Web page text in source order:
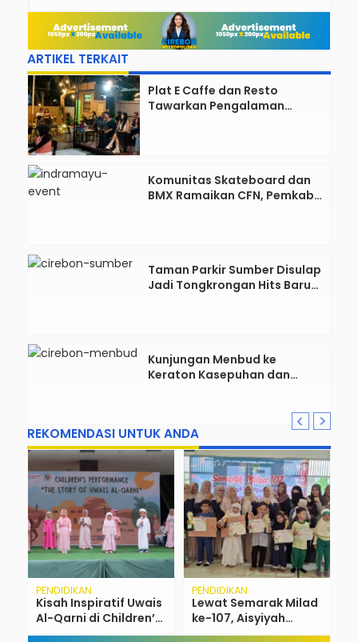
ARTIKEL TERKAIT
Plat E Caffe dan Resto
Tawarkan Pengalaman
Komunitas Skateboard dan
BMX Ramaikan CFN, Pemkab
Taman Parkir Sumber Disulap
Jadi Tongkrongan Hits Baru
Kunjungan Menbud ke
Keraton Kasepuhan dan
Rarasantang Jadi Taman
Budaya
REKOMENDASI UNTUK ANDA
PENDIDIKAN
Kisah Inspiratif Uwais
Al-Qarni di Children’s
Performance : Smart
PENDIDIKAN
Lewat Semarak Milad
ke-107, Aisyiyah
Bustanul Athfal